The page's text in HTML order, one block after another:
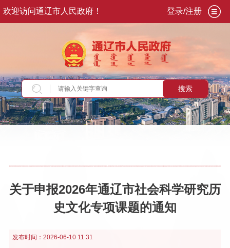
欢迎访问通辽市人民政府！ 登录/注册
搜索
当前位置：首页>新闻资讯>通知公告
关于申报2026年通辽市社会科学研究历
史文化专项课题的通知
发布时间： 2026-06-10 11:31